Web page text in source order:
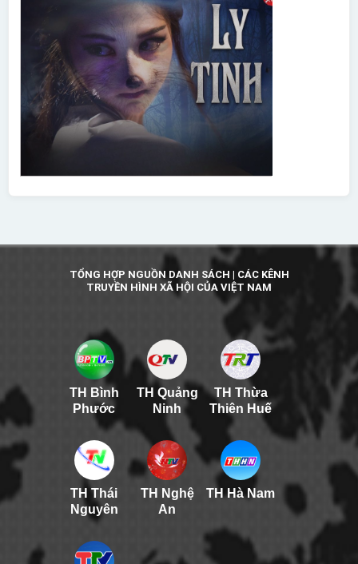
TỔNG HỢP NGUỒN DANH SÁCH | CÁC KÊNH
TRUYỀN HÌNH XÃ HỘI CỦA VIỆT NAM
TH Bình
Phước
TH Quảng
Ninh
TH Thừa
Thiên Huế
TH Thái
Nguyên
TH Nghệ
An
TH Hà Nam